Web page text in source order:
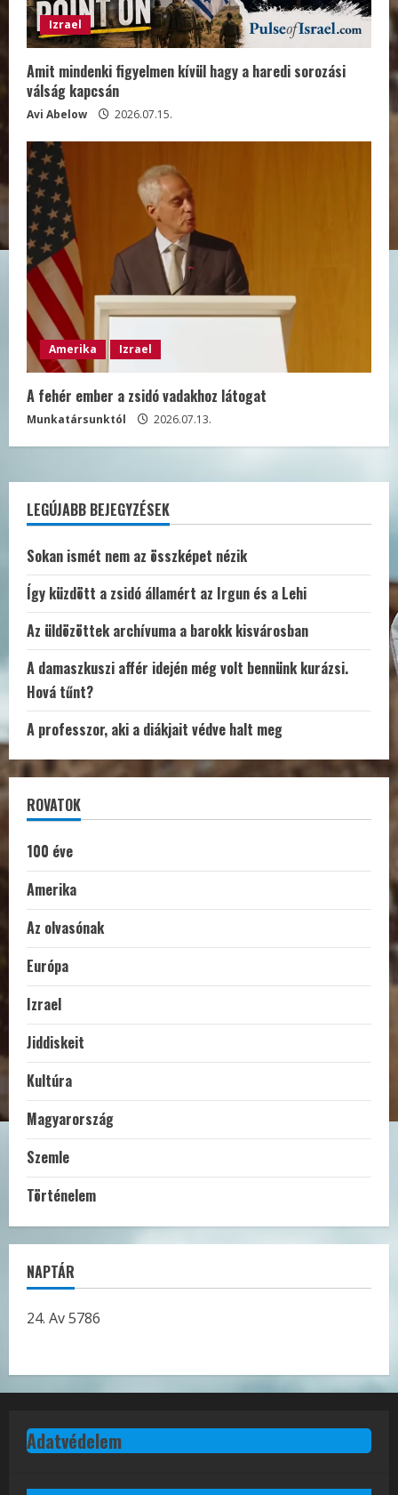
Izrael
Amit mindenki figyelmen kívül hagy a haredi sorozási
válság kapcsán
Avi Abelow 2026.07.15.
Amerika Izrael
A fehér ember a zsidó vadakhoz látogat
Munkatársunktól 2026.07.13.
LEGÚJABB BEJEGYZÉSEK
Sokan ismét nem az összképet nézik
Így küzdött a zsidó államért az Irgun és a Lehi
Az üldözöttek archívuma a barokk kisvárosban
A damaszkuszi affér idején még volt bennünk kurázsi.
Hová tűnt?
A professzor, aki a diákjait védve halt meg
ROVATOK
100 éve
Amerika
Az olvasónak
Európa
Izrael
Jiddiskeit
Kultúra
Magyarország
Szemle
Történelem
NAPTÁR
24. Av 5786
Adatvédelem